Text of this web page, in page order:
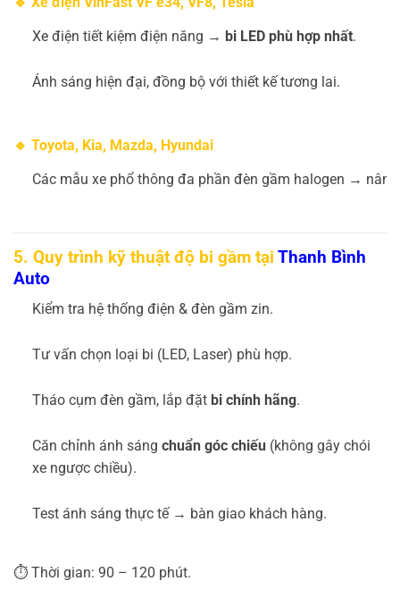
Xe điện tiết kiệm điện năng → bi LED phù hợp nhất.
Ánh sáng hiện đại, đồng bộ với thiết kế tương lai.
🔹 Toyota, Kia, Mazda, Hyundai
Các mẫu xe phổ thông đa phần đèn gầm halogen →
5. Quy trình kỹ thuật độ bi gầm tại Thanh Bình
Auto
Kiểm tra hệ thống điện & đèn gầm zin.
Tư vấn chọn loại bi (LED, Laser) phù hợp.
Tháo cụm đèn gầm, lắp đặt bi chính hãng.
Căn chỉnh ánh sáng chuẩn góc chiếu(không gây chói
xe ngược chiều).
Test ánh sáng thực tế → bàn giao khách hàng.
⏱️ Thời gian: 90 – 120 phút.